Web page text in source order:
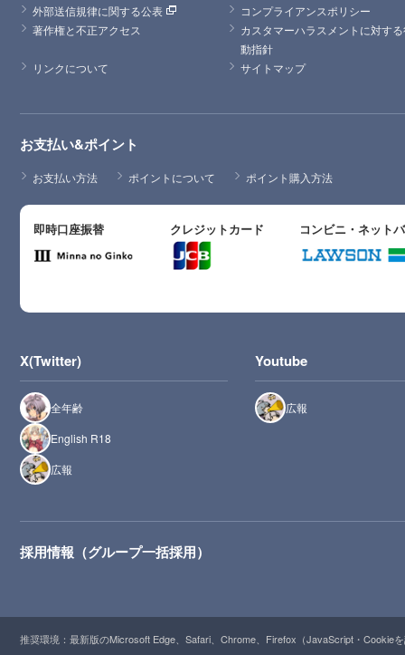
外部送信規律に関する公表
コンプライアンスポリシー
著作権と不正アクセス
カスタマーハラスメントに対す
動指針
リンクについて
サイトマップ
お支払い&ポイント
お支払い方法 ポイントについて ポイント購入方法
即時口座振替 クレジットカード コンビニ・ネット
X(Twitter)
全年齢
English R18
広報
Youtube
広報
採用情報（グループ一括採用）
推奨環境：最新版のMicrosoft Edge、Safari、Chrome、Firefox（JavaScript・Cookie